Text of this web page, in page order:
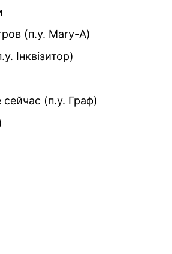
(п.у. Mary-A)
Інквізитор)
сейчас (п.у. Граф)